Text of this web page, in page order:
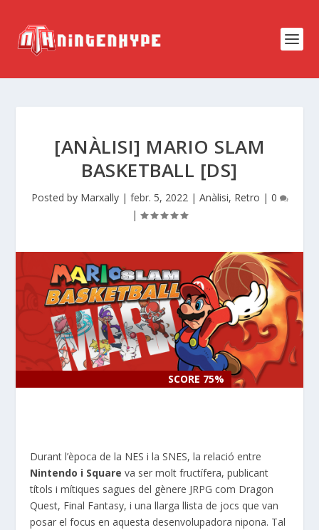
[ANÀLISI] MARIO SLAM
BASKETBALL [DS]
Posted by Marxally| febr. 5, 2022| Anàlisi, Retro | 0
|
SCORE 75%
SCORE 75%
Durant l’època de la NES i laSNES, la relació entre
Nintendo i Square va ser molt fructífera, publicant
títols i mítiques sagues del gènere JRPG com Dragon
Quest, Final Fantasy, i una llarga llista de jocs que van
posar el focus en aquesta desenvolupadora nipona. Tal